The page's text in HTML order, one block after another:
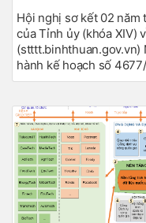
Hội nghị sơ kết 02 năm
của Tỉnh ủy (khóa XIV)
(stttt.binhthuan.gov.vn)
hành kế hoạch số
Bình Thuận năm 2025.
ra tại Nghị quyết số 10-
Chấp hành Đảng bộ
Bình Thuận đến năm
Kế hoạch số 1282/KH-
nhân dân tỉnh thực hiện
4/8/2024 Chủ tịch
Sở TT&ampTT Kế